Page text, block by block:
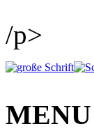
/p>
MENU